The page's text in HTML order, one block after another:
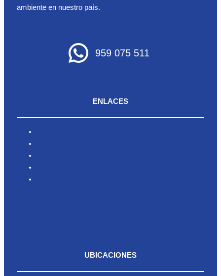
ambiente en nuestro país.
959 075 511
ENLACES
UBICACIONES